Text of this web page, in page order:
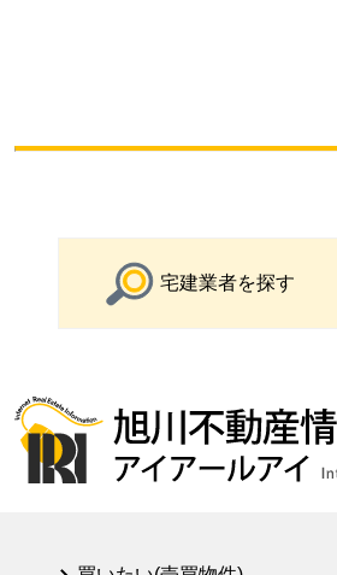
宅建業者を探す